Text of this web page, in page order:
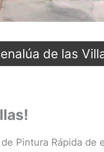
de las
Pintura Rápida de